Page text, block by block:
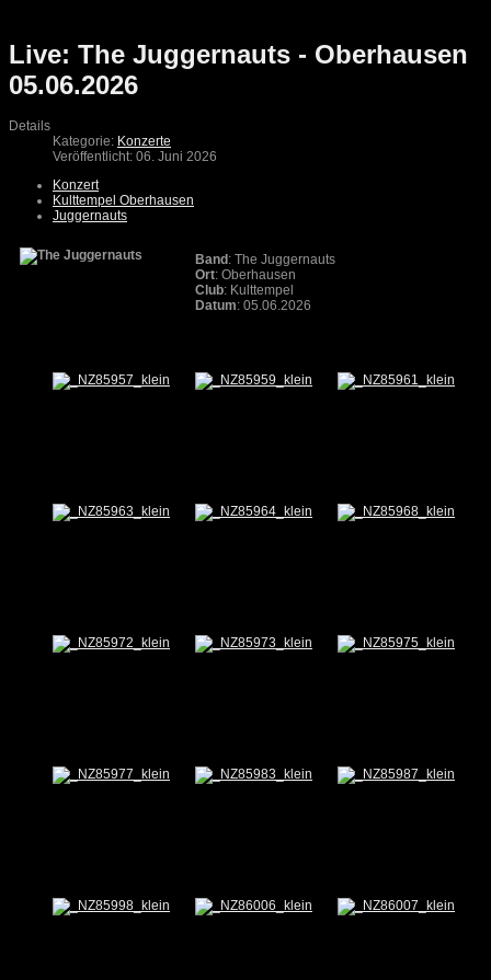
Live: The Juggernauts - Oberhausen
05.06.2026
Details
Kategorie: Konzerte
Veröffentlicht: 06. Juni 2026
Konzert
Kulttempel Oberhausen
Juggernauts
Band : The Juggernauts
Ort: Oberhausen
Club: Kulttempel
Datum: 05.06.2026